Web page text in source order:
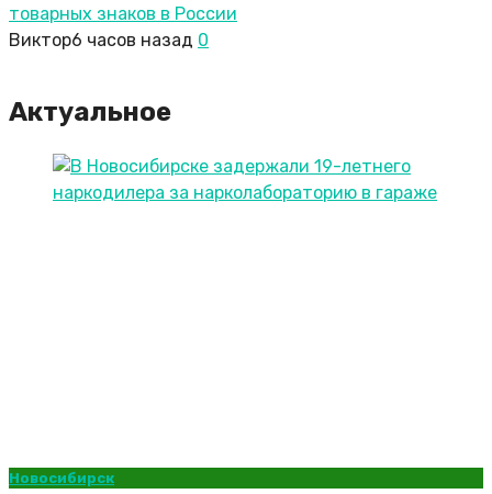
товарных знаков в России
Виктор6 часов назад 0
Актуальное
Новосибирск